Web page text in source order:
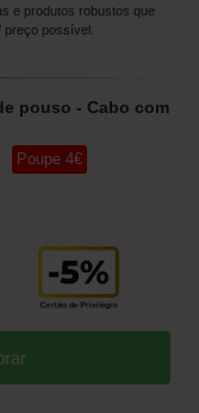
e produtos robustos que
preço possível.
pouso - Cabo com
Poupe 4€